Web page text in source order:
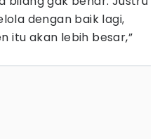
dengan baik lagi,
itu akan lebih besar,”